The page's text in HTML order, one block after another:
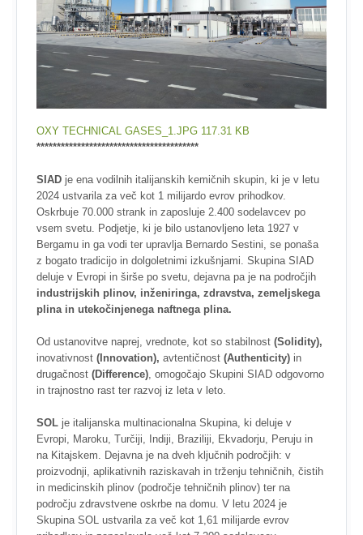
OXY TECHNICAL GASES_1.JPG 117.31 KB
****************************************
SIAD je ena vodilnih italijanskih kemičnih skupin, ki je v letu
2024 ustvarila za več kot 1 milijardo evrov prihodkov.
Oskrbuje 70.000 strank in zaposluje 2.400 sodelavcev po
vsem svetu. Podjetje, ki je bilo ustanovljeno leta 1927 v
Bergamu in ga vodi ter upravlja Bernardo Sestini, se ponaša
z bogato tradicijo in dolgoletnimi izkušnjami. Skupina SIAD
deluje v Evropi in širše po svetu, dejavna pa je na področjih
industrijskih plinov, inženiringa, zdravstva, zemeljskega
plina in utekočinjenega naftnega plina.
Od ustanovitve naprej, vrednote, kot so stabilnost (Solidity),
inovativnost (Innovation), avtentičnost (Authenticity) in
drugačnost (Difference) , omogočajo Skupini SIAD odgovorno
in trajnostno rast ter razvoj iz leta v leto.
SOL je italijanska multinacionalna Skupina, ki deluje v
Evropi, Maroku, Turčiji, Indiji, Braziliji, Ekvadorju, Peruju in
na Kitajskem. Dejavna je na dveh ključnih področjih: v
proizvodnji, aplikativnih raziskavah in trženju tehničnih, čistih
in medicinskih plinov (področje tehničnih plinov) ter na
področju zdravstvene oskrbe na domu. V letu 2024 je
Skupina SOL ustvarila za več kot 1,61 milijarde evrov